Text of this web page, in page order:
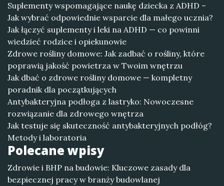
Suplementy wspomagające naukę dziecka z ADHD –
Jak wybrać odpowiednie wsparcie dla małego ucznia?
Jak łączyć suplementy i leki na ADHD — co powinni
wiedzieć rodzice i opiekunowie
Zdrowe rośliny domowe: Jak zadbać o rośliny, które
poprawią jakość powietrza w Twoim wnętrzu
Jak dbać o zdrowe rośliny domowe — kompletny
poradnik dla początkujących
Antybakteryjna podłoga z lastryko: Nowoczesne
rozwiązanie dla zdrowego wnętrza
Jak testuje się skuteczność antybakteryjnych podłóg?
Metody i laboratoria
Polecane wpisy
Zdrowie i BHP na budowie: Kluczowe zasady dla
bezpiecznej pracy w branży budowlanej